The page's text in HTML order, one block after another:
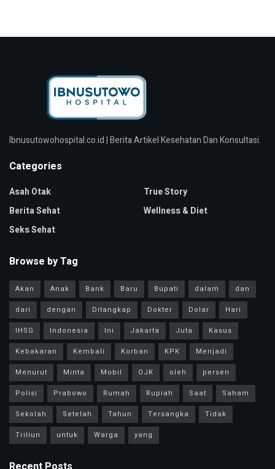
Ibnusutowohospital.co.id | Berita Artikel Kesehatan Dan Konsultasi.
Categories
Asah Otak
Berita Sehat
Seks Sehat
True Story
Wellness & Diet
Browse by Tag
Akan Anak Bank Baru Bupati dalam
dan
dari
dengan Ditangkap Dokter Dolar
Hari
IHSG
Indonesia Ini Jakarta Juta
Kasus
Kebakaran
Kembali Korban KPK
Menjadi
Menurut
Minta Mobil OJK oleh
persen
Polisi
Prabowo Rumah Rupiah Saat
Saham
Sekolah
Setelah Tahun Tersangka
Tidak
Triliun
untuk Warga yang